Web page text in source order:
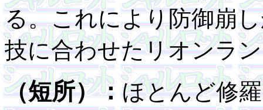
る。これにより防御崩
技に合わせたリオンラ
（短所）：ほとんど修